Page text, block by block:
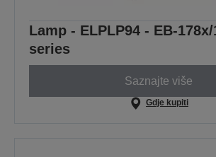
Lamp - ELPLP94 - EB-
series
Saznajte više
Gdje kupiti